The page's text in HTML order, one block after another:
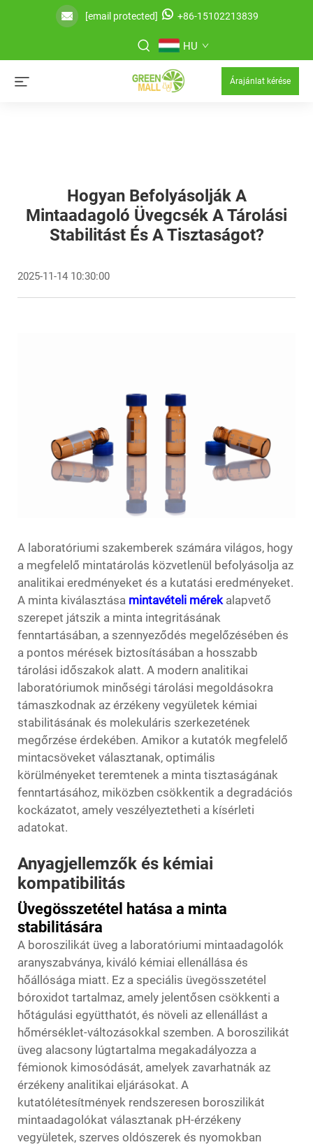
[email protected] +86-15102213839
HU
Árajánlat kérése
Hogyan Befolyásolják A
Mintaadagoló Üvegcsék A Tárolási
Stabilitást És A Tisztaságot?
2025-11-14 10:30:00
A laboratóriumi szakemberek számára világos, hogy
a megfelelő mintatárolás közvetlenül befolyásolja az
analitikai eredményeket és a kutatási eredményeket.
A minta kiválasztása mintavételi mérek alapvető
szerepet játszik a minta integritásának
fenntartásában, a szennyeződés megelőzésében és
a pontos mérések biztosításában a hosszabb
tárolási időszakok alatt. A modern analitikai
laboratóriumok minőségi tárolási megoldásokra
támaszkodnak az érzékeny vegyületek kémiai
stabilitásának és molekuláris szerkezetének
megőrzése érdekében. Amikor a kutatók megfelelő
mintacsöveket választanak, optimális
körülményeket teremtenek a minta tisztaságának
fenntartásához, miközben csökkentik a degradációs
kockázatot, amely veszélyeztetheti a kísérleti
adatokat.
Anyagjellemzők és kémiai
kompatibilitás
Üvegösszetétel hatása a minta
stabilitására
A boroszilikát üveg a laboratóriumi mintaadagolók
aranyszabványa, kiváló kémiai ellenállása és
hőállósága miatt. Ez a speciális üvegösszetétel
bóroxidot tartalmaz, amely jelentősen csökkenti a
hőtágulási együtthatót, és növeli az ellenállást a
hőmérséklet-változásokkal szemben. A boroszilikát
üveg alacsony lúgtartalma megakadályozza a
fémionok kimosódását, amelyek zavarhatnák az
érzékeny analitikai eljárásokat. A
kutatólétesítmények rendszeresen boroszilikát
mintaadagolókat választanak pH-érzékeny
vegyületek, szerves oldószerek és nyomokban